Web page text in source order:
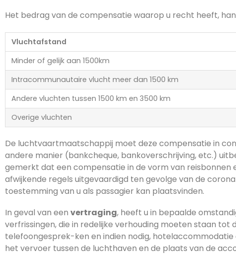
Het bedrag van de compensatie waarop u recht heeft,
Vluchtafstand
Minder of gelijk aan 1500km
Intracommunautaire vlucht meer dan 1500 km
Andere vluchten tussen 1500 km en 3500 km
Overige vluchten
De luchtvaartmaatschappij moet deze compensatie in
andere manier (bankcheque, bankoverschrijving, etc.)
gemerkt dat een compensatie in de vorm van reisbonnen
afwijkende regels uitgevaardigd ten gevolge van de
toestemming van u als passagier kan plaatsvinden.
In geval van een vertraging, heeft u in bepaalde
verfrissingen, die in redelijke verhouding moeten staan tot
telefoongesprek-ken en indien nodig,
het vervoer tussen de luchthaven en de plaats van de